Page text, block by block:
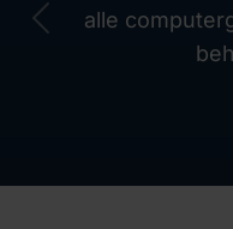
alle
Previous